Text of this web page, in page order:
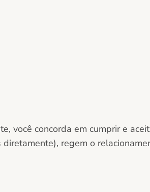
você concorda em cumprir e
regem o